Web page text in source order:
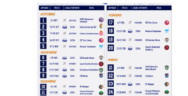
Ciudad del
Deporte
completa su
proyecto
deportivo para